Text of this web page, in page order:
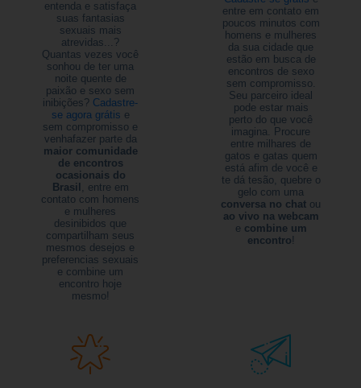
entenda e satisfaça
suas fantasias
sexuais mais
atrevidas...?
Quantas vezes você
sonhou de ter uma
noite quente de
paixão e sexo sem
inibições? Cadastre-
se agora grátis e
sem compromisso e
venhafazer parte da
maior comunidade
de encontros
ocasionais do
Brasil
, entre em
contato com homens
e mulheres
desinibidos que
compartilham seus
mesmos desejos e
preferencias sexuais
e combine um
encontro hoje
mesmo!
entre em contato em
poucos minutos com
homens e mulheres
da sua cidade que
estão em busca de
encontros de sexo
sem compromisso.
Seu parceiro ideal
pode estar mais
perto do que você
imagina. Procure
entre milhares de
gatos e gatas quem
está afim de você e
te dá tesão, quebre o
gelo com uma
conversa no chat ou
ao vivo na webcam
e combine um
encontro!